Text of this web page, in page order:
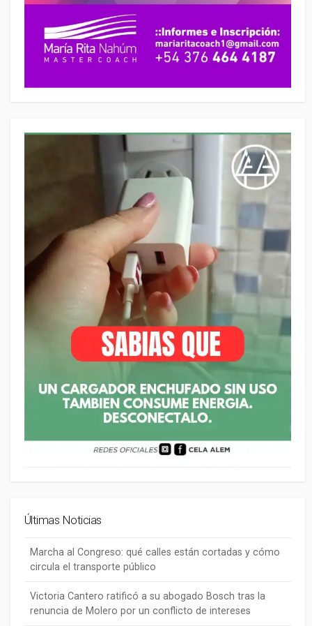
Últimas Noticias
Marcha al Congreso: qué calles están cortadas y cómo
circula el transporte público
Victoria Cantero ratificó a su abogado Bosch tras la
renuncia de Molero por un conflicto de intereses